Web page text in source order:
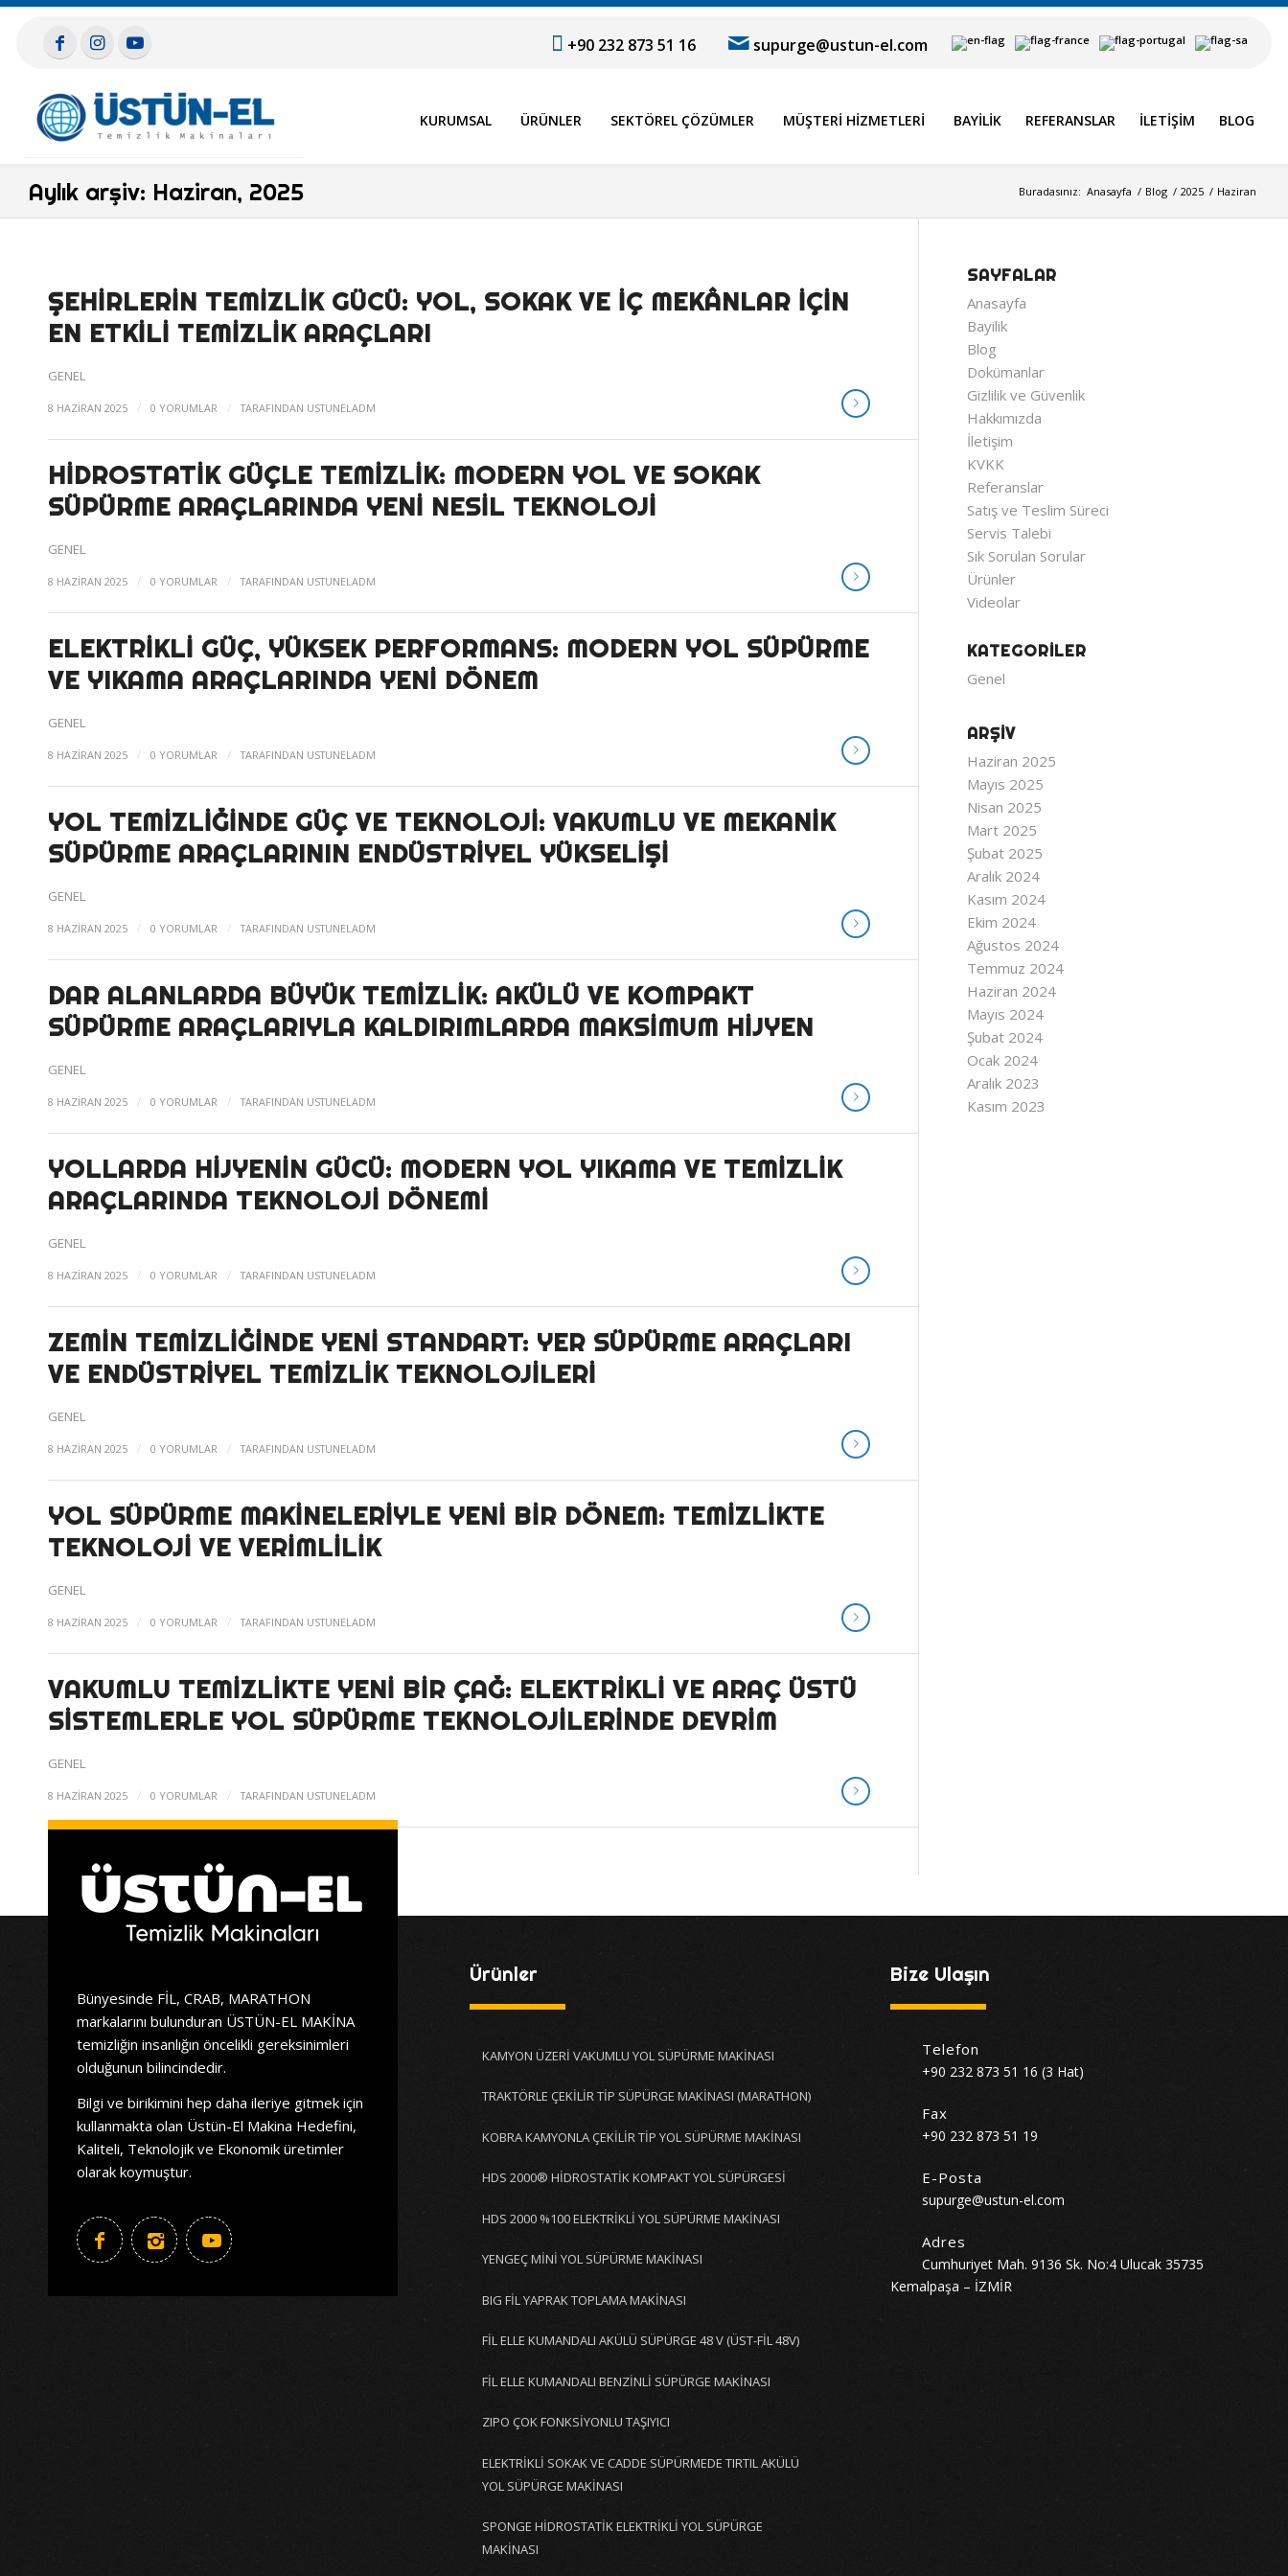
+90 232 873 51 16 supurge@ustun-el.com
KURUMSAL ÜRÜNLER SEKTÖREL ÇÖZÜMLER MÜŞTERI HIZMETLERI BAYILIK REFERANSLAR İLETIŞIM BLOG
Aylık arşiv: Haziran, 2025 Buradasınız: Anasayfa / Blog / 2025 / Haziran
ŞEHIRLERIN TEMIZLIK GÜCÜ: YOL, SOKAK VE İÇ MEKÂNLAR İÇIN
EN ETKILI TEMIZLIK ARAÇLARI
GENEL
8 HAZIRAN 2025 / 0 YORUMLAR / TARAFINDAN USTUNELADM
HIDROSTATIK GÜÇLE TEMIZLIK: MODERN YOL VE SOKAK
SÜPÜRME ARAÇLARINDA YENI NESIL TEKNOLOJI
GENEL
8 HAZIRAN 2025 / 0 YORUMLAR / TARAFINDAN USTUNELADM
ELEKTRIKLI GÜÇ, YÜKSEK PERFORMANS: MODERN YOL SÜPÜRME
VE YIKAMA ARAÇLARINDA YENI DÖNEM
GENEL
8 HAZIRAN 2025 / 0 YORUMLAR / TARAFINDAN USTUNELADM
YOL TEMIZLIĞINDE GÜÇ VE TEKNOLOJI: VAKUMLU VE MEKANIK
SÜPÜRME ARAÇLARININ ENDÜSTRIYEL YÜKSELIŞI
GENEL
8 HAZIRAN 2025 / 0 YORUMLAR / TARAFINDAN USTUNELADM
DAR ALANLARDA BÜYÜK TEMIZLIK: AKÜLÜ VE KOMPAKT
SÜPÜRME ARAÇLARIYLA KALDIRIMLARDA MAKSIMUM HIJYEN
GENEL
8 HAZIRAN 2025 / 0 YORUMLAR / TARAFINDAN USTUNELADM
YOLLARDA HIJYENIN GÜCÜ: MODERN YOL YIKAMA VE TEMIZLIK
ARAÇLARINDA TEKNOLOJI DÖNEMI
GENEL
8 HAZIRAN 2025 / 0 YORUMLAR / TARAFINDAN USTUNELADM
ZEMIN TEMIZLIĞINDE YENI STANDART: YER SÜPÜRME ARAÇLARI
VE ENDÜSTRIYEL TEMIZLIK TEKNOLOJILERI
GENEL
8 HAZIRAN 2025 / 0 YORUMLAR / TARAFINDAN USTUNELADM
YOL SÜPÜRME MAKINELERIYLE YENI BIR DÖNEM: TEMIZLIKTE
TEKNOLOJI VE VERIMLILIK
GENEL
8 HAZIRAN 2025 / 0 YORUMLAR / TARAFINDAN USTUNELADM
VAKUMLU TEMIZLIKTE YENI BIR ÇAĞ: ELEKTRIKLI VE ARAÇ ÜSTÜ
SISTEMLERLE YOL SÜPÜRME TEKNOLOJILERINDE DEVRIM
GENEL
8 HAZIRAN 2025 / 0 YORUMLAR / TARAFINDAN USTUNELADM
SAYFALAR
Anasayfa
Bayilik
Blog
Dokümanlar
Gizlilik ve Güvenlik
Hakkımızda
İletişim
KVKK
Referanslar
Satış ve Teslim Süreci
Servis Talebi
Sık Sorulan Sorular
Ürünler
Videolar
KATEGORILER
Genel
ARŞIV
Haziran 2025
Mayıs 2025
Nisan 2025
Mart 2025
Şubat 2025
Aralık 2024
Kasım 2024
Ekim 2024
Ağustos 2024
Temmuz 2024
Haziran 2024
Mayıs 2024
Şubat 2024
Ocak 2024
Aralık 2023
Kasım 2023
Bünyesinde FİL, CRAB, MARATHON
markalarını bulunduran ÜSTÜN-EL MAKİNA
temizliğin insanlığın öncelikli gereksinimleri
olduğunun bilincindedir.
Bilgi ve birikimini hep daha ileriye gitmek için
kullanmakta olan Üstün-El Makina Hedefini,
Kaliteli, Teknolojik ve Ekonomik üretimler
olarak koymuştur.
Ürünler
KAMYON ÜZERİ VAKUMLU YOL SÜPÜRME MAKİNASI
TRAKTÖRLE ÇEKİLİR TİP SÜPÜRGE MAKİNASI (MARATHON)
KOBRA KAMYONLA ÇEKİLİR TİP YOL SÜPÜRME MAKİNASI
HDS 2000® HİDROSTATİK KOMPAKT YOL SÜPÜRGESİ
HDS 2000 %100 ELEKTRİKLİ YOL SÜPÜRME MAKİNASI
YENGEÇ MİNİ YOL SÜPÜRME MAKİNASI
BIG FİL YAPRAK TOPLAMA MAKİNASI
FİL ELLE KUMANDALI AKÜLÜ SÜPÜRGE 48 V (ÜST-FİL 48V)
FİL ELLE KUMANDALI BENZİNLİ SÜPÜRGE MAKİNASI
ZIPO ÇOK FONKSİYONLU TAŞIYICI
ELEKTRİKLİ SOKAK VE CADDE SÜPÜRMEDE TIRTIL AKÜLÜ
YOL SÜPÜRGE MAKİNASI
SPONGE HİDROSTATİK ELEKTRİKLİ YOL SÜPÜRGE
MAKİNASI
Bize Ulaşın
Telefon
+90 232 873 51 16 (3 Hat)
Fax
+90 232 873 51 19
E-Posta
supurge@ustun-el.com
Adres
Cumhuriyet Mah. 9136 Sk. No:4 Ulucak 35735
Kemalpaşa – İZMİR